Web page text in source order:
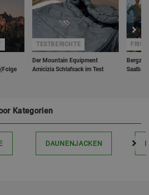
Der Mountain Equipment
Amicizia Schlafsack im Test
TESTBERICHTE
Kategorien
DAUNENJACKEN